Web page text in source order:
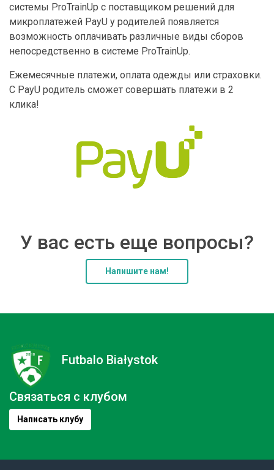
системы ProTrainUp с поставщиком решений для
микроплатежей PayU у родителей появляется
возможность оплачивать различные виды сборов
непосредственно в системе ProTrainUp.
Ежемесячные платежи, оплата одежды или страховки.
С PayU родитель сможет совершать платежи в 2
клика!
У вас есть еще вопросы?
Напишите нам!
Futbalo Białystok
Связаться с клубом
Написать клубу